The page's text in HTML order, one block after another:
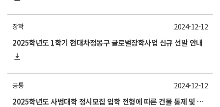
장학
2025학년도 1학기 현대차정몽구 글로벌장학사업 신규 선발 안내
2024-12-12
공통
2025학년도 사범대학 정시모집 입학 전형에 따른 건물 통제 및 휴강 안내
2024-12-12